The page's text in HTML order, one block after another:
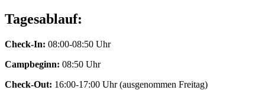
Tagesablauf:
Check-In: 08:00-08:50 Uhr
Campbeginn: 08:50 Uhr
Check-Out: 16:00-17:00 Uhr (ausgenommen Freitag)